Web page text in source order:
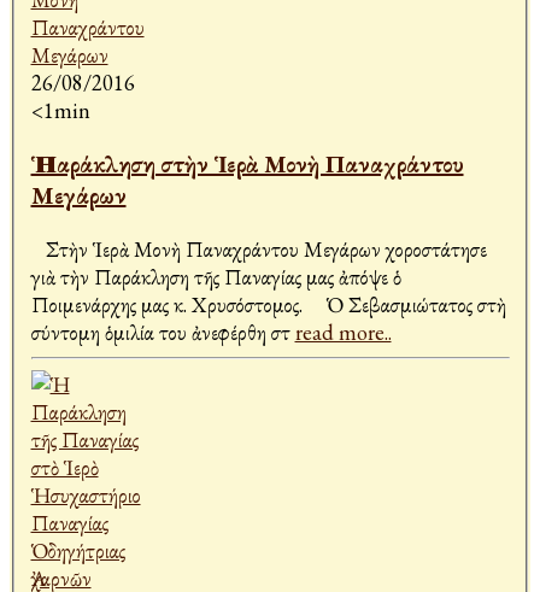
26/08/2016
<1min
Ἡ Παράκληση στὴν Ἱερὰ Μονὴ Παναχράντου
Μεγάρων
Στὴν Ἱερὰ Μονὴ Παναχράντου Μεγάρων χοροστάτησε
γιὰ τὴν Παράκληση τῆς Παναγίας μας ἀπόψε ὁ
Ποιμενάρχης μας κ. Χρυσόστομος. Ὁ Σεβασμιώτατος στὴ
σύντομη ὁμιλία του ἀνεφέρθη στread more..